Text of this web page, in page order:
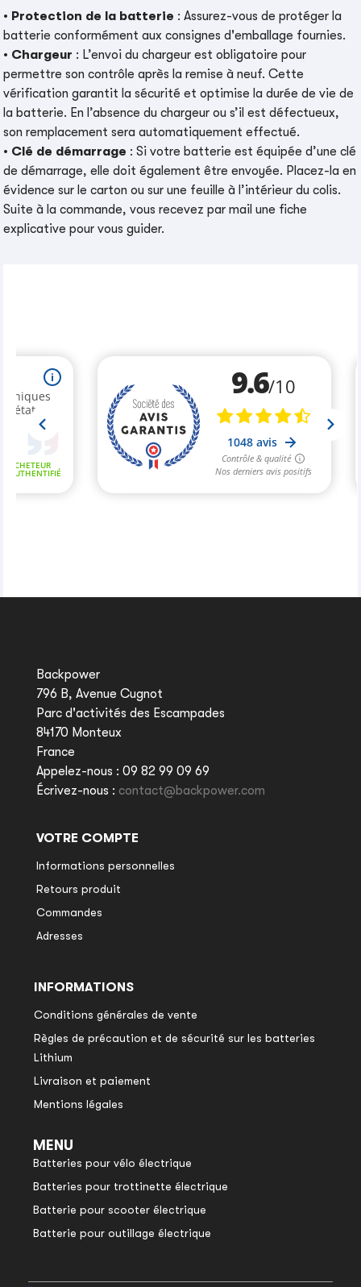
• Protection de la batterie : Assurez-vous de protéger la
batterie conformément aux consignes d'emballage fournies.
• Chargeur : L’envoi du chargeur est obligatoire pour
permettre son contrôle après la remise à neuf. Cette
vérification garantit la sécurité et optimise la durée de vie de
la batterie. En l’absence du chargeur ou s’il est défectueux,
son remplacement sera automatiquement effectué.
• Clé de démarrage : Si votre batterie est équipée d’une clé
de démarrage, elle doit également être envoyée. Placez-la en
évidence sur le carton ou sur une feuille à l’intérieur du colis.
Suite à la commande, vous recevez par mail une fiche
explicative pour vous guider.
Backpower
796 B, Avenue Cugnot
Parc d'activités des Escampades
84170 Monteux
France
Appelez-nous : 09 82 99 09 69
Écrivez-nous : contact@backpower.com
VOTRE COMPTE
Informations personnelles
Retours produit
Commandes
Adresses
INFORMATIONS
Conditions générales de vente
Règles de précaution et de sécurité sur les batteries
Lithium
Livraison et paiement
Mentions légales
MENU
Batteries pour vélo électrique
Batteries pour trottinette électrique
Batterie pour scooter électrique
Batterie pour outillage électrique